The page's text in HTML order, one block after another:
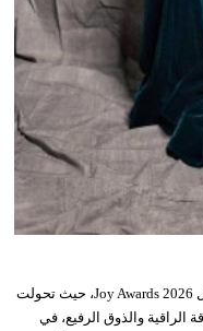
سجّلت النجمات السوريات حضوراً لافتاً في حفل Joy Awards 2026، حيث تحولت
الراقية والذوق الرفيع، في